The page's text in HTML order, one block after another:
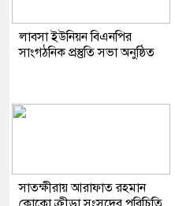
লাবসা ইউনিয়ন বিএনপির
সাংগঠনিক প্রস্তুতি সভা অনুষ্ঠিত
সাতক্ষীরায় আরাফাত রহমান